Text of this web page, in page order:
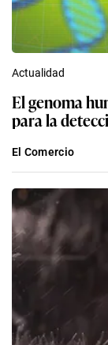
Actualidad
El genoma
para la
El Comercio